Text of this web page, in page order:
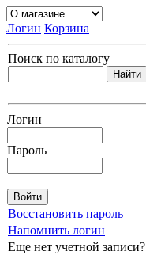
Логин Корзина
Поиск по каталогу
Логин
Пароль
Восстановить пароль
Напомнить логин
Еще нет учетной записи?